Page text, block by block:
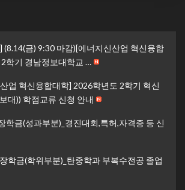
(8.14(금) 9:30 마감)[에너지신산업 혁신융합
학기 경남정보대학교 …
업 혁신융합대학] 2026학년도 2학기 혁신
대)) 학점교류 신청 안내
학금(성과부분)_경진대회,특허,자격증 등 신
학금(학위부분)_탄중학과 부복수전공 졸업